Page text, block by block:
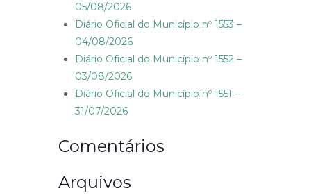
05/08/2026
Diário Oficial do Município nº 1553 –
04/08/2026
Diário Oficial do Município nº 1552 –
03/08/2026
Diário Oficial do Município nº 1551 –
31/07/2026
Comentários
Arquivos